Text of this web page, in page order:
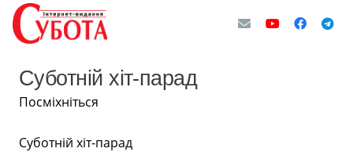
Суботній хіт-парад
Посміхніться
Суботній хіт-парад